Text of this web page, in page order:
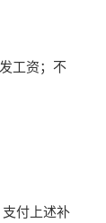
工资；不
付上述补